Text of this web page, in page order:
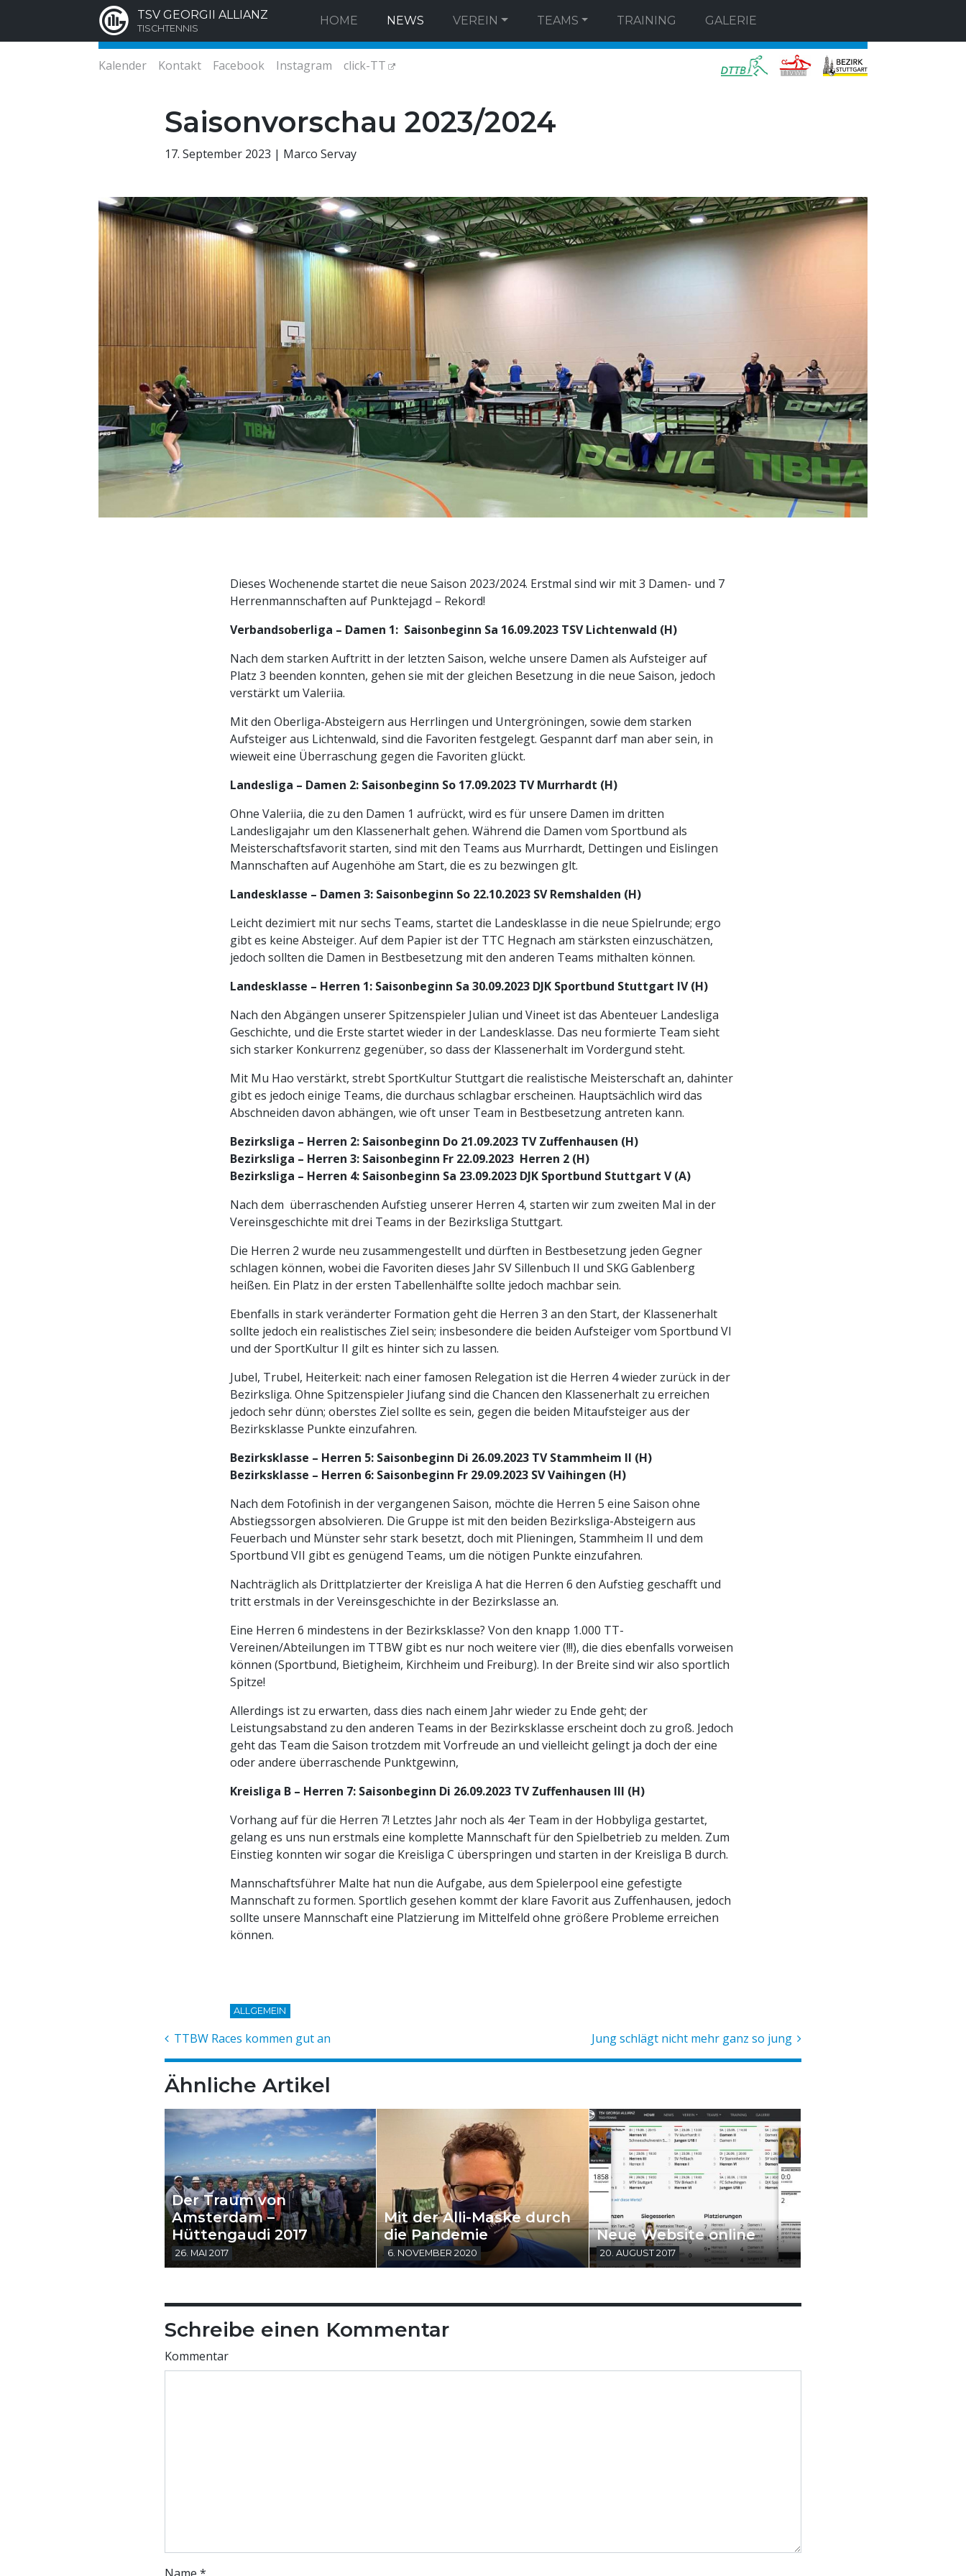
TSV GEORGII ALLIANZ
TISCHTENNIS
HOME NEWS VEREIN TEAMS TRAINING GALERIE
Kalender Kontakt Facebook Instagram click-TT
Saisonvorschau 2023/2024
17. September 2023 | Marco Servay
Dieses Wochenende startet die neue Saison 2023/2024. Erstmal sind wir mit 3 Damen- und 7
Herrenmannschaften auf Punktejagd – Rekord!
Verbandsoberliga – Damen 1: Saisonbeginn Sa 16.09.2023 TSV Lichtenwald (H)
Nach dem starken Auftritt in der letzten Saison, welche unsere Damen als Aufsteiger auf
Platz 3 beenden konnten, gehen sie mit der gleichen Besetzung in die neue Saison, jedoch
verstärkt um Valeriia.
Mit den Oberliga-Absteigern aus Herrlingen und Untergröningen, sowie dem starken
Aufsteiger aus Lichtenwald, sind die Favoriten festgelegt. Gespannt darf man aber sein, in
wieweit eine Überraschung gegen die Favoriten glückt.
Landesliga – Damen 2: Saisonbeginn So 17.09.2023 TV Murrhardt (H)
Ohne Valeriia, die zu den Damen 1 aufrückt, wird es für unsere Damen im dritten
Landesligajahr um den Klassenerhalt gehen. Während die Damen vom Sportbund als
Meisterschaftsfavorit starten, sind mit den Teams aus Murrhardt, Dettingen und Eislingen
Mannschaften auf Augenhöhe am Start, die es zu bezwingen glt.
Landesklasse – Damen 3: Saisonbeginn So 22.10.2023 SV Remshalden (H)
Leicht dezimiert mit nur sechs Teams, startet die Landesklasse in die neue Spielrunde; ergo
gibt es keine Absteiger. Auf dem Papier ist der TTC Hegnach am stärksten einzuschätzen,
jedoch sollten die Damen in Bestbesetzung mit den anderen Teams mithalten können.
Landesklasse – Herren 1: Saisonbeginn Sa 30.09.2023 DJK Sportbund Stuttgart IV (H)
Nach den Abgängen unserer Spitzenspieler Julian und Vineet ist das Abenteuer Landesliga
Geschichte, und die Erste startet wieder in der Landesklasse. Das neu formierte Team sieht
sich starker Konkurrenz gegenüber, so dass der Klassenerhalt im Vordergund steht.
Mit Mu Hao verstärkt, strebt SportKultur Stuttgart die realistische Meisterschaft an, dahinter
gibt es jedoch einige Teams, die durchaus schlagbar erscheinen. Hauptsächlich wird das
Abschneiden davon abhängen, wie oft unser Team in Bestbesetzung antreten kann.
Bezirksliga – Herren 2: Saisonbeginn Do 21.09.2023 TV Zuffenhausen (H)
Bezirksliga – Herren 3: Saisonbeginn Fr 22.09.2023 Herren 2 (H)
Bezirksliga – Herren 4: Saisonbeginn Sa 23.09.2023 DJK Sportbund Stuttgart V (A)
Nach dem überraschenden Aufstieg unserer Herren 4, starten wir zum zweiten Mal in der
Vereinsgeschichte mit drei Teams in der Bezirksliga Stuttgart.
Die Herren 2 wurde neu zusammengestellt und dürften in Bestbesetzung jeden Gegner
schlagen können, wobei die Favoriten dieses Jahr SV Sillenbuch II und SKG Gablenberg
heißen. Ein Platz in der ersten Tabellenhälfte sollte jedoch machbar sein.
Ebenfalls in stark veränderter Formation geht die Herren 3 an den Start, der Klassenerhalt
sollte jedoch ein realistisches Ziel sein; insbesondere die beiden Aufsteiger vom Sportbund VI
und der SportKultur II gilt es hinter sich zu lassen.
Jubel, Trubel, Heiterkeit: nach einer famosen Relegation ist die Herren 4 wieder zurück in der
Bezirksliga. Ohne Spitzenspieler Jiufang sind die Chancen den Klassenerhalt zu erreichen
jedoch sehr dünn; oberstes Ziel sollte es sein, gegen die beiden Mitaufsteiger aus der
Bezirksklasse Punkte einzufahren.
Bezirksklasse – Herren 5: Saisonbeginn Di 26.09.2023 TV Stammheim II (H)
Bezirksklasse – Herren 6: Saisonbeginn Fr 29.09.2023 SV Vaihingen (H)
Nach dem Fotofinish in der vergangenen Saison, möchte die Herren 5 eine Saison ohne
Abstiegssorgen absolvieren. Die Gruppe ist mit den beiden Bezirksliga-Absteigern aus
Feuerbach und Münster sehr stark besetzt, doch mit Plieningen, Stammheim II und dem
Sportbund VII gibt es genügend Teams, um die nötigen Punkte einzufahren.
Nachträglich als Drittplatzierter der Kreisliga A hat die Herren 6 den Aufstieg geschafft und
tritt erstmals in der Vereinsgeschichte in der Bezirkslasse an.
Eine Herren 6 mindestens in der Bezirksklasse? Von den knapp 1.000 TT-
Vereinen/Abteilungen im TTBW gibt es nur noch weitere vier (!!!), die dies ebenfalls vorweisen
können (Sportbund, Bietigheim, Kirchheim und Freiburg). In der Breite sind wir also sportlich
Spitze!
Allerdings ist zu erwarten, dass dies nach einem Jahr wieder zu Ende geht; der
Leistungsabstand zu den anderen Teams in der Bezirksklasse erscheint doch zu groß. Jedoch
geht das Team die Saison trotzdem mit Vorfreude an und vielleicht gelingt ja doch der eine
oder andere überraschende Punktgewinn,
Kreisliga B – Herren 7: Saisonbeginn Di 26.09.2023 TV Zuffenhausen III (H)
Vorhang auf für die Herren 7! Letztes Jahr noch als 4er Team in der Hobbyliga gestartet,
gelang es uns nun erstmals eine komplette Mannschaft für den Spielbetrieb zu melden. Zum
Einstieg konnten wir sogar die Kreisliga C überspringen und starten in der Kreisliga B durch.
Mannschaftsführer Malte hat nun die Aufgabe, aus dem Spielerpool eine gefestigte
Mannschaft zu formen. Sportlich gesehen kommt der klare Favorit aus Zuffenhausen, jedoch
sollte unsere Mannschaft eine Platzierung im Mittelfeld ohne größere Probleme erreichen
können.
ALLGEMEIN
TTBW Races kommen gut an Jung schlägt nicht mehr ganz so jung
Ähnliche Artikel
Der Traum von
Amsterdam –
Hüttengaudi 2017
26. MAI 2017
Mit der Alli-Maske durch
die Pandemie
6. NOVEMBER 2020
Neue Website online
20. AUGUST 2017
Schreibe einen Kommentar
Kommentar